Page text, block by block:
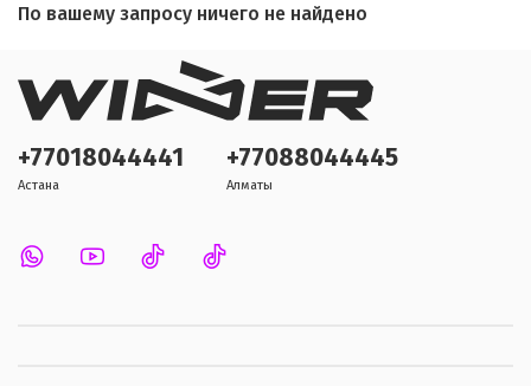
По вашему запросу ничего не найдено
+77018044441
Астана
+77088044445
Алматы